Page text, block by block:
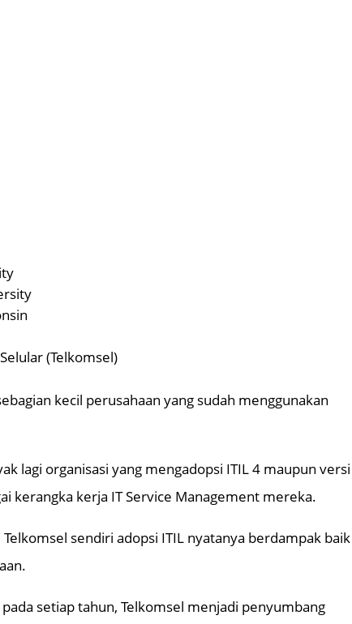
(Telkomsel)
kecil perusahaan yang sudah menggunakan
lagi organisasi yang mengadopsi ITIL 4 maupun versi
kerangka kerja IT Service Management mereka.
Telkomsel sendiri adopsi ITIL nyatanya berdampak baik
setiap tahun, Telkomsel menjadi penyumbang